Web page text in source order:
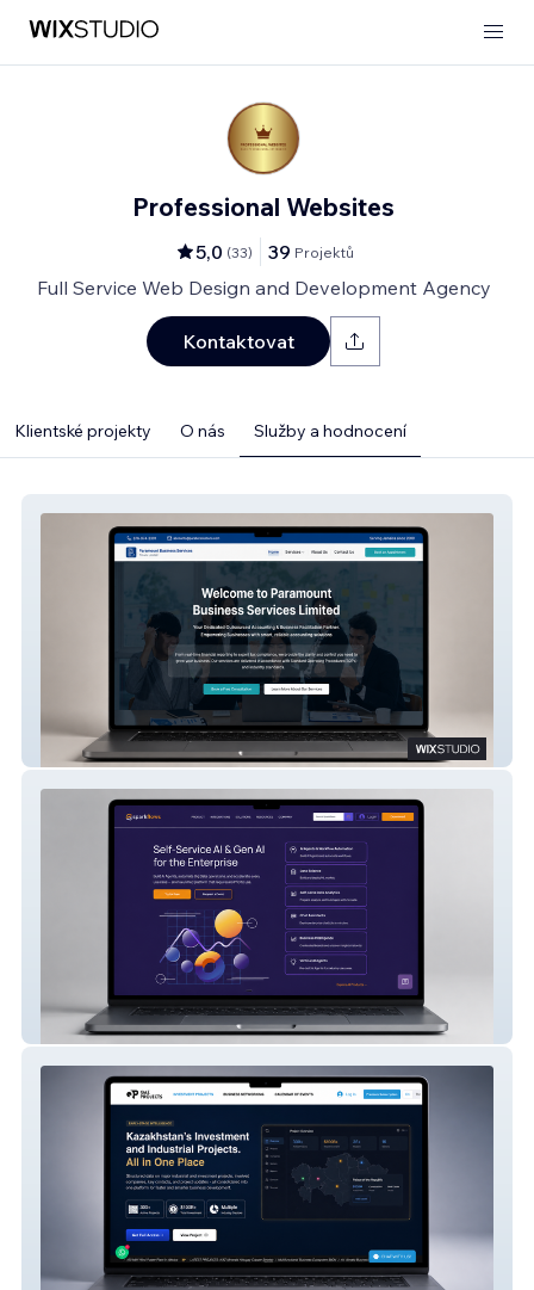
Professional Websites
5,0 (33) 39 Projektů
Full Service Web Design and Development Agency
Kontaktovat
Klientské projekty O nás Služby a hodnocení
Paramount Business Services
Sparkflows